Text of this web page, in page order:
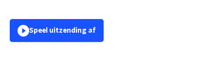
Speel uitzending af